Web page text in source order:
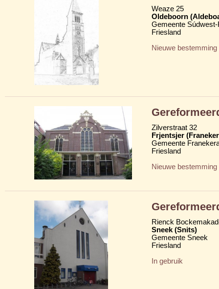
Weaze 25
Oldeboorn
Gemeente
Friesland
Nieuwe bestemming
Zilverstraat 32
Frjentsjer
Gemeente
Friesland
Nieuwe bestemming
Rienck
Sneek (Snits)
Gemeente Sneek
Friesland
In gebruik